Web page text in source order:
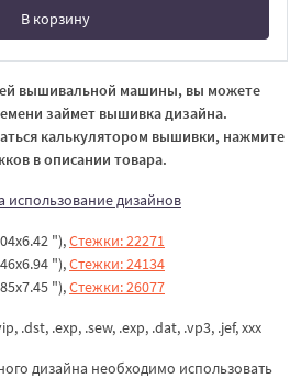
В корзину
В корзине
вышивальной машины, вы можете
займет вышивка дизайна.
калькулятором вышивки, нажмите
в описании товара.
использование дизайнов
"),Стежки: 22271
"),Стежки: 24134
"),Стежки: 26077
.dst, .exp, .sew, .exp, .dat, .vp3, .jef, xxx
дизайна необходимо использовать